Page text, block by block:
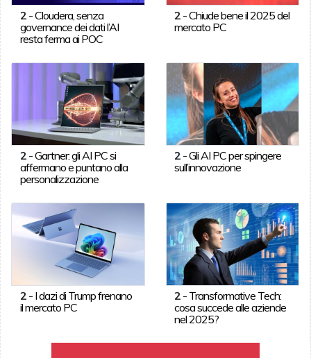
2-Cloudera, senza
governance dei dati l’AI
resta ferma ai POC
2 -Chiude bene il 2025 del
mercato PC
2-Gartner: gli AI PC si
affermano e puntano alla
personalizzazione
2 -Gli AI PC per spingere
sull’innovazione
2- I dazi di Trump frenano
il mercato PC
2 - Transformative Tech:
cosa succede alle aziende
nel 2025?